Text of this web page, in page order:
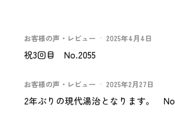
お客様の声・レビュー · 2025年4月4日
祝3回目 No.2055
お客様の声・レビュー · 2025年2月27日
2年ぶりの現代湯治となります。